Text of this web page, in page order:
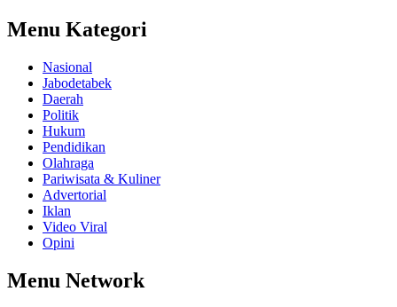
Menu Kategori
Nasional
Jabodetabek
Daerah
Politik
Hukum
Pendidikan
Olahraga
Pariwisata & Kuliner
Advertorial
Iklan
Video Viral
Opini
Menu Network